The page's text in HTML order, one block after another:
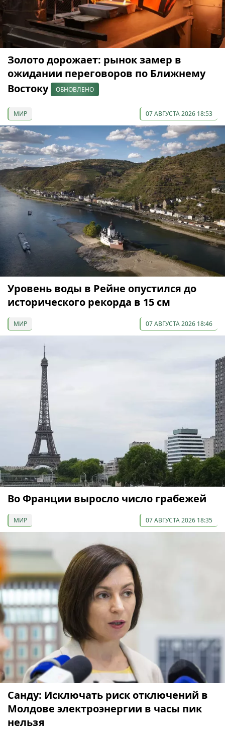
Золото дорожает: рынок замер в
ожидании переговоров по Ближнему
Востоку
ОБНОВЛЕНО
МИР 07 АВГУСТА 2026 18:53
Уровень воды в Рейне опустился до
исторического рекорда в 15 см
МИР 07 АВГУСТА 2026 18:46
Во Франции выросло число грабежей
МИР 07 АВГУСТА 2026 18:35
Санду: Исключать риск отключений в
Молдове электроэнергии в часы пик
нельзя